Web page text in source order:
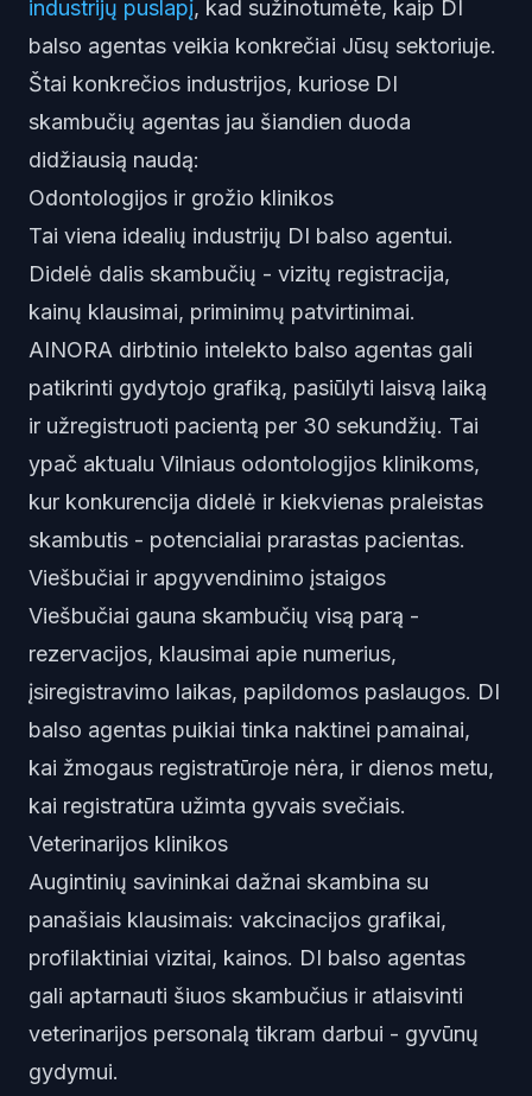
industrijų puslapį, kad sužinotumėte, kaip DI
balso agentas veikia konkrečiai Jūsų sektoriuje.
Štai konkrečios industrijos, kuriose DI
skambučių agentas jau šiandien duoda
didžiausią naudą:
Odontologijos ir grožio klinikos
Tai viena idealių industrijų DI balso agentui.
Didelė dalis skambučių - vizitų registracija,
kainų klausimai, priminimų patvirtinimai.
AINORA dirbtinio intelekto balso agentas gali
patikrinti gydytojo grafiką, pasiūlyti laisvą laiką
ir užregistruoti pacientą per 30 sekundžių. Tai
ypač aktualu Vilniaus odontologijos klinikoms,
kur konkurencija didelė ir kiekvienas praleistas
skambutis - potencialiai prarastas pacientas.
Viešbučiai ir apgyvendinimo įstaigos
Viešbučiai gauna skambučių visą parą -
rezervacijos, klausimai apie numerius,
įsiregistravimo laikas, papildomos paslaugos. DI
balso agentas puikiai tinka naktinei pamainai,
kai žmogaus registratūroje nėra, ir dienos metu,
kai registratūra užimta gyvais svečiais.
Veterinarijos klinikos
Augintinių savininkai dažnai skambina su
panašiais klausimais: vakcinacijos grafikai,
profilaktiniai vizitai, kainos. DI balso agentas
gali aptarnauti šiuos skambučius ir atlaisvinti
veterinarijos personalą tikram darbui - gyvūnų
gydymui.